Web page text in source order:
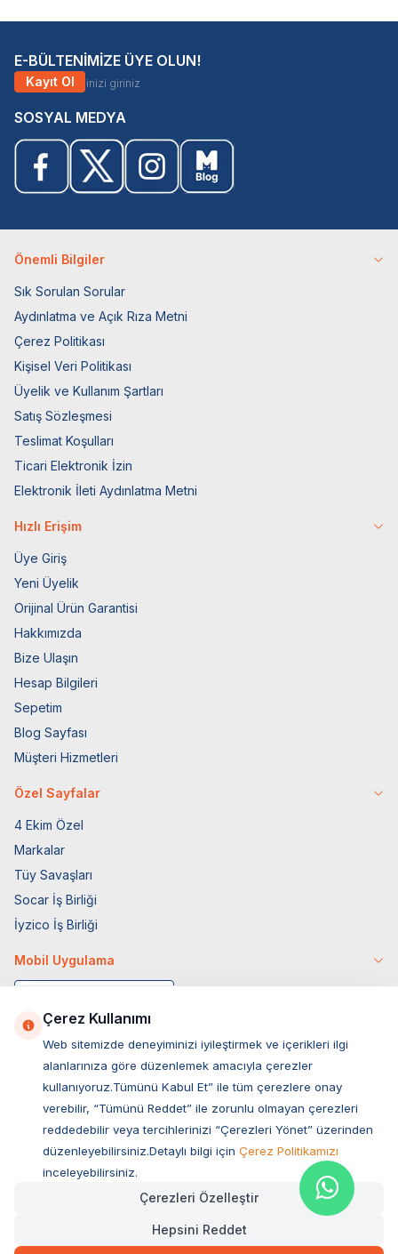
E-BÜLTENİMİZE ÜYE OLUN!
Kayıt Ol
SOSYAL MEDYA
Önemli Bilgiler
Sık Sorulan Sorular
Aydınlatma ve Açık Rıza Metni
Çerez Politikası
Kişisel Veri Politikası
Üyelik ve Kullanım Şartları
Satış Sözleşmesi
Teslimat Koşulları
Ticari Elektronik İzin
Elektronik İleti Aydınlatma Metni
Hızlı Erişim
Üye Giriş
Yeni Üyelik
Orijinal Ürün Garantisi
Hakkımızda
Bize Ulaşın
Hesap Bilgileri
Sepetim
Blog Sayfası
Müşteri Hizmetleri
Özel Sayfalar
4 Ekim Özel
Markalar
Tüy Savaşları
Socar İş Birliği
İyzico İş Birliği
Mobil Uygulama
Müşteri Hizmetleri
Sıkça Sorulan Sorular
Çerez Kullanımı
Web sitemizde deneyiminizi iyileştirmek ve içerikleri ilgi
alanlarınıza göre düzenlemek amacıyla çerezler
kullanıyoruz.Tümünü Kabul Et” ile tüm çerezlere onay
verebilir, “Tümünü Reddet” ile zorunlu olmayan çerezleri
reddedebilir veya tercihlerinizi “Çerezleri Yönet” üzerinden
düzenleyebilirsiniz.Detaylı bilgi için Çerez Politikamızı
inceleyebilirsiniz.
Çerezleri Özelleştir
Hepsini Reddet